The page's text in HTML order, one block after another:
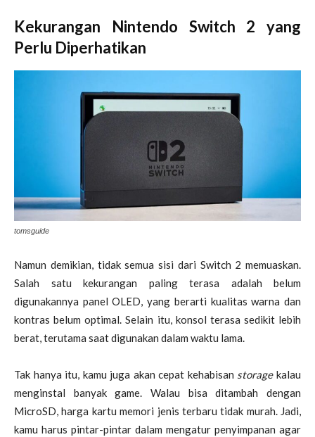
Kekurangan Nintendo Switch 2 yang
Perlu Diperhatikan
tomsguide
Namun demikian, tidak semua sisi dari Switch 2 memuaskan.
Salah satu kekurangan paling terasa adalah belum
digunakannya panel OLED, yang berarti kualitas warna dan
kontras belum optimal. Selain itu, konsol terasa sedikit lebih
berat, terutama saat digunakan dalam waktu lama.
Tak hanya itu, kamu juga akan cepat kehabisan storagekalau
menginstal banyak game. Walau bisa ditambah dengan
MicroSD, harga kartu memori jenis terbaru tidak murah. Jadi,
kamu harus pintar-pintar dalam mengatur penyimpanan agar